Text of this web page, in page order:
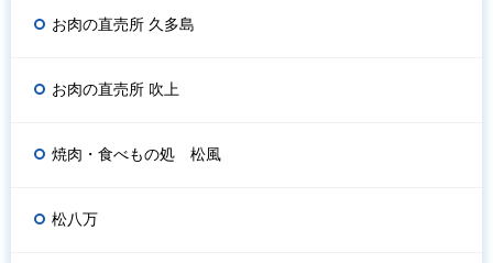
お肉の直売所 久多島
お肉の直売所 吹上
焼肉・食べもの処 松風
松八万